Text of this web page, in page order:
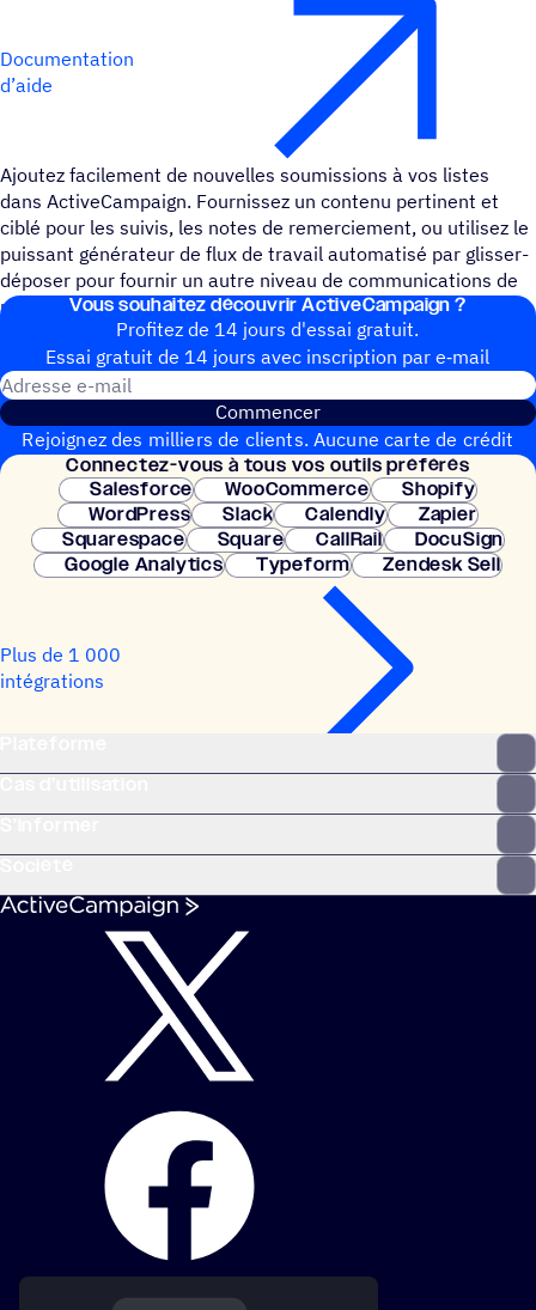
Documentation
d’aide
Ajoutez facilement de nouvelles soumissions à vos listes
dans ActiveCampaign. Fournissez un contenu pertinent et
ciblé pour les suivis, les notes de remerciement, ou utilisez le
puissant générateur de flux de travail automatisé par glisser-
déposer pour fournir un autre niveau de communications de
marquage logiques.
Vous souhai­tez découvrir ActiveCampaign ?
Profitez de 14 jours d'essai gratuit.
Essai gratuit de 14 jours avec inscrip­tion par e‑mail
Commencer
Rejoignez des milliers de clients. Aucune carte de crédit
nécessaire. Configuration instantanée.
Connec­tez-vous à tous vos outils préférés
Salesforce
WooCommerce
Shopify
WordPress
Slack Calendly
Zapier
Squarespace
Square CallRail
DocuSign
Google Analytics
Typeform Zendesk Sell
Plus de 1 000
intégrations